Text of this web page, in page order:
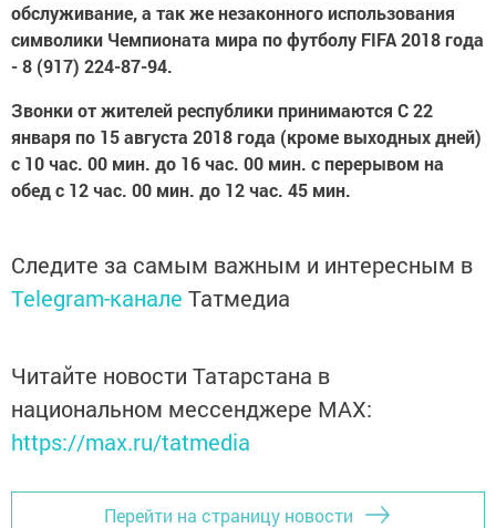
обслуживание, а так же незаконного использования
символики Чемпионата мира по футболу FIFA 2018 года
- 8 (917) 224-87-94.
Звонки от жителей республики принимаются С 22
января по 15 августа 2018 года (кроме выходных дней)
с 10 час. 00 мин. до 16 час. 00 мин. с перерывом на
обед с 12 час. 00 мин. до 12 час. 45 мин.
Следите за самым важным и интересным в
Telegram-канале Татмедиа
Читайте новости Татарстана в
национальном мессенджере MАХ:
https://max.ru/tatmedia
Перейти на страницу новости